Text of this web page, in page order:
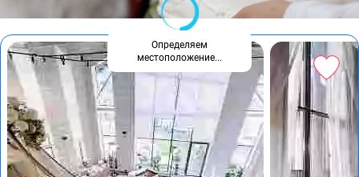
Определяем
местоположение...